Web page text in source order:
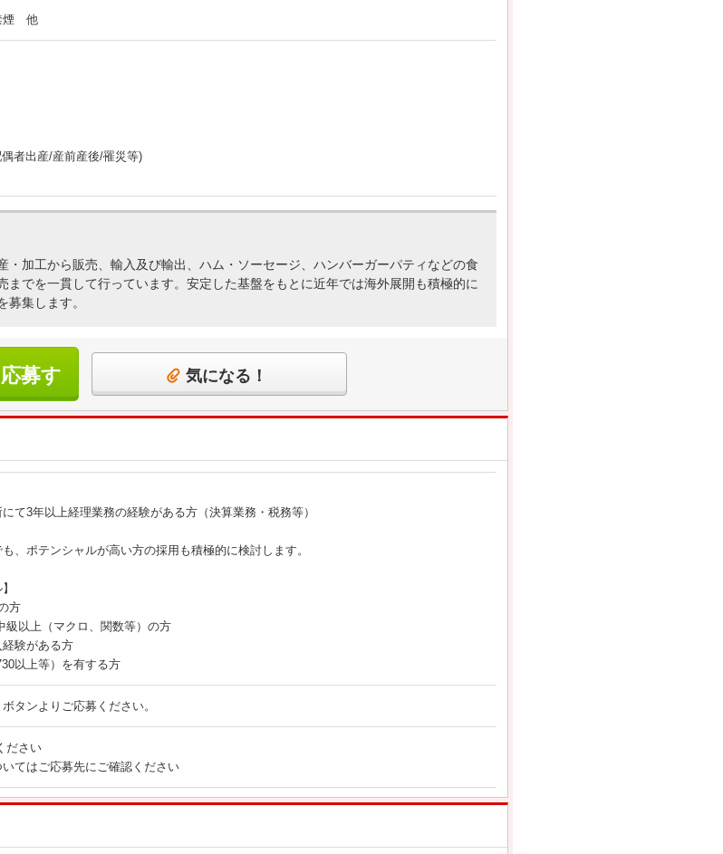
煙 他
者出産/産前産後/罹災等)
・加工から販売、輸入及び輸出、ハム・ソーセージ、ハンバーガーパティなどの食
までを一貫して行っています。安定した基盤をもとに近年では海外展開も積極的に
集します。
募す
気になる！
て3年以上経理業務の経験がある方（決算業務・税務等）
、ポテンシャルが高い方の採用も積極的に検討します。
方
級以上（マクロ、関数等）の方
経験がある方
以上等）を有する方
タンよりご応募ください。
ださい
てはご応募先にご確認ください